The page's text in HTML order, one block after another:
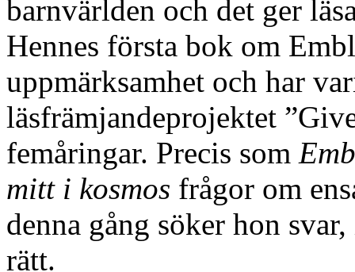
barnvärlden och det ger
Hennes första bok om
uppmärksamhet och har
läsfrämjandeprojektet
femåringar. Precis som
mitt i kosmos frågor om
denna gång söker hon
rätt.